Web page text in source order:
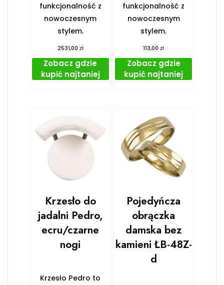
funkcjonalność z
nowoczesnym
stylem.
2531,00 zł
Zobacz gdzie
kupić najtaniej
funkcjonalność z
nowoczesnym
stylem.
113,00zł
Zobacz gdzie
kupić najtaniej
Krzesło do
jadalni Pedro,
ecru/czarne
nogi
Krzesło Pedro to
Pojedyńcza
obrączka
damska bez
kamieni ŁB-48Z-
d